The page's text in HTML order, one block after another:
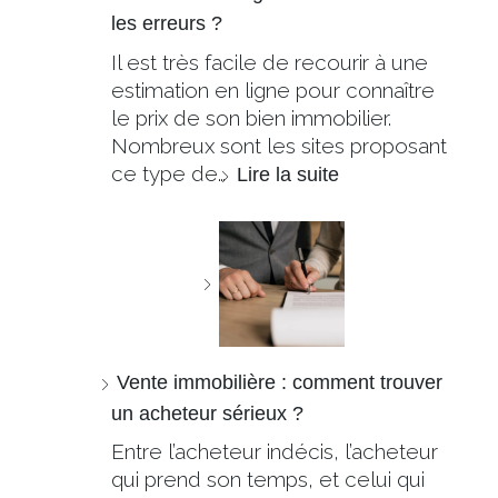
les erreurs ?
Il est très facile de recourir à une
estimation en ligne pour connaître
le prix de son bien immobilier.
Nombreux sont les sites proposant
ce type de… Lire la suite
Vente immobilière : comment trouver
un acheteur sérieux ?
Entre l’acheteur indécis, l’acheteur
qui prend son temps, et celui qui